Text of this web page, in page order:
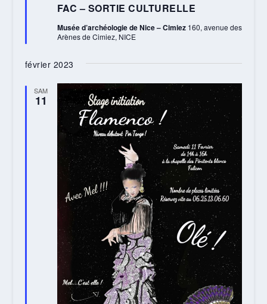
FAC – SORTIE CULTURELLE
avant
Musée d’archéologie de Nice – Cimiez 160, avenue des
Arènes de Cimiez, NICE
février 2023
SAM
11